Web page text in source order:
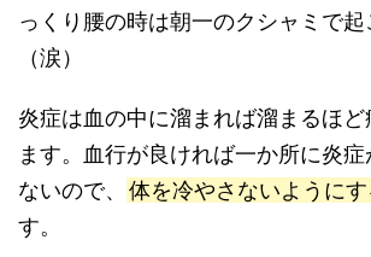
っくり腰の時は朝一のクシャミで起
（涙）
炎症は血の中に溜まれば溜まるほど
ます。血行が良ければ一か所に炎
ないので、 体を冷やさないように
す。